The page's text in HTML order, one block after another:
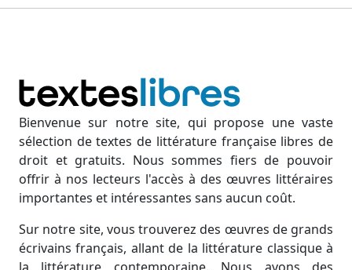
Bienvenue sur notre site, qui propose une vaste
sélection de textes de littérature française libres de
droit et gratuits. Nous sommes fiers de pouvoir
offrir à nos lecteurs l'accès à des œuvres littéraires
importantes et intéressantes sans aucun coût.
Sur notre site, vous trouverez des œuvres de grands
écrivains français, allant de la littérature classique à